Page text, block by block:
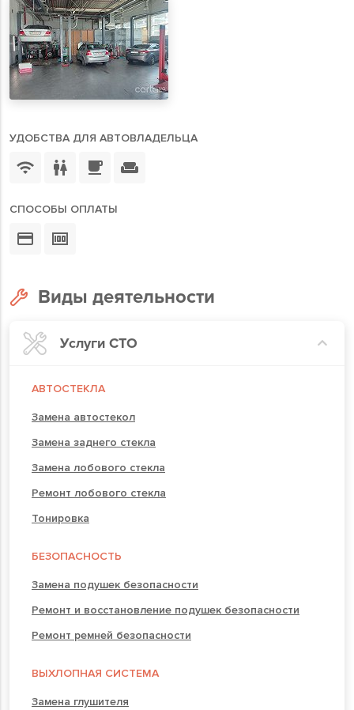
УДОБСТВА ДЛЯ АВТОВЛАДЕЛЬЦА
СПОСОБЫ ОПЛАТЫ
Виды деятельности
Услуги СТО
АВТОСТЕКЛА
Замена автостекол
Замена заднего стекла
Замена лобового стекла
Ремонт лобового стекла
Тонировка
БЕЗОПАСНОСТЬ
Замена подушек безопасности
Ремонт и восстановление подушек безопасности
Ремонт ремней безопасности
ВЫХЛОПНАЯ СИСТЕМА
Замена глушителя